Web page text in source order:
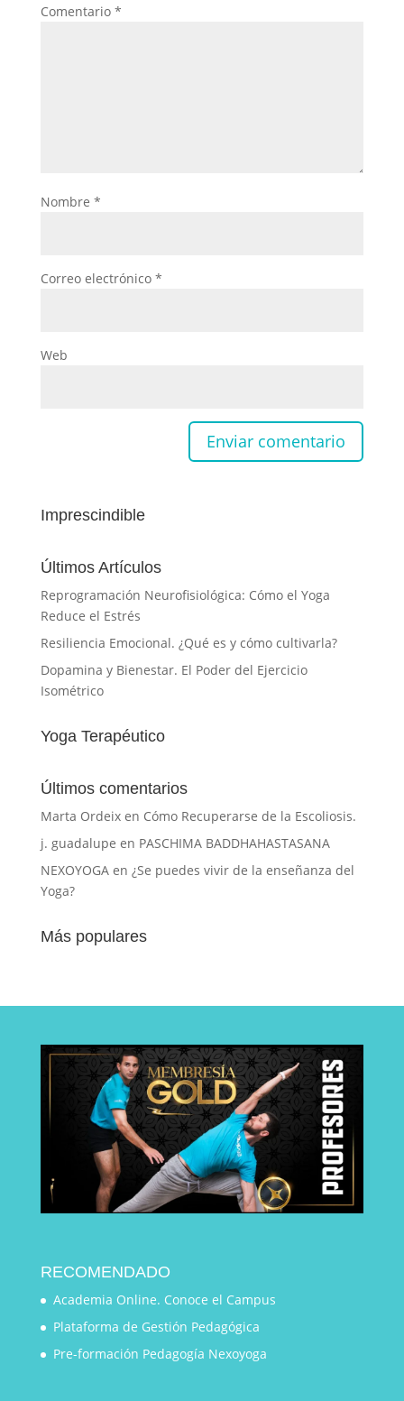
Comentario *
Nombre *
Correo electrónico *
Web
Imprescindible
Últimos Artículos
Reprogramación Neurofisiológica: Cómo el Yoga
Reduce el Estrés
Resiliencia Emocional. ¿Qué es y cómo cultivarla?
Dopamina y Bienestar. El Poder del Ejercicio
Isométrico
Yoga Terapéutico
Últimos comentarios
Marta Ordeixen Cómo Recuperarse de la Escoliosis.
j. guadalupe en PASCHIMA BADDHAHASTASANA
NEXOYOGAen ¿Se puedes vivir de la enseñanza del
Yoga?
Más populares
RECOMENDADO
Academia Online. Conoce el Campus
Plataforma de Gestión Pedagógica
Pre-formación Pedagogía Nexoyoga